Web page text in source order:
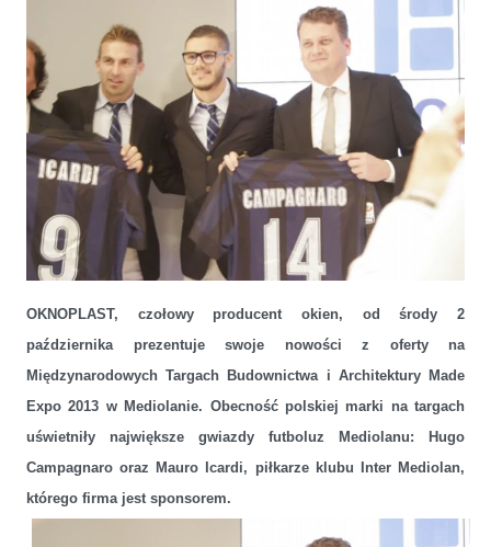
na targach MADE Expo 2013
OKNOPLAST, czołowy producent okien, od środy 2
października prezentuje swoje nowości z oferty na
Międzynarodowych Targach Budownictwa i Architektury Made
Expo 2013 w Mediolanie. Obecność polskiej marki na targach
uświetniły największe gwiazdy futboluz Mediolanu: Hugo
Campagnarooraz Mauro Icardi, piłkarze klubu Inter Mediolan,
którego firma jest sponsorem.